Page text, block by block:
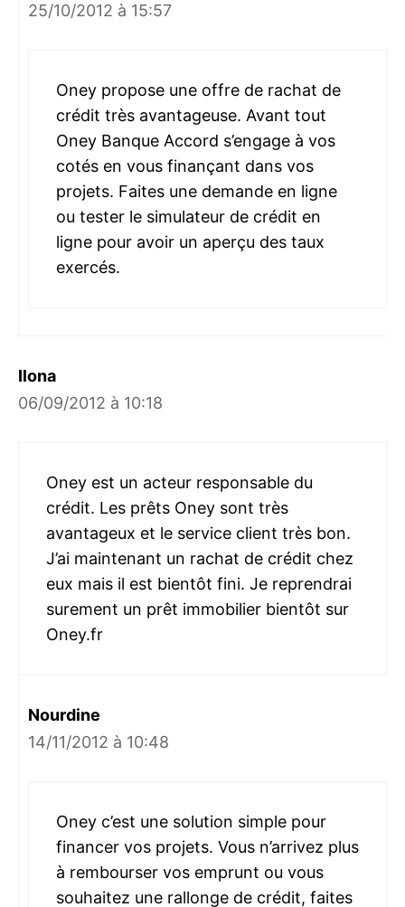
25/10/2012 à 15:57
Oney propose une offre de rachat de
crédit très avantageuse. Avant tout
Oney Banque Accord s’engage à vos
cotés en vous finançant dans vos
projets. Faites une demande en ligne
ou tester le simulateur de crédit en
ligne pour avoir un aperçu des taux
exercés.
Ilona
06/09/2012 à 10:18
Oney est un acteur responsable du
crédit. Les prêts Oney sont très
avantageux et le service client très bon.
J’ai maintenant un rachat de crédit chez
eux mais il est bientôt fini. Je reprendrai
surement un prêt immobilier bientôt sur
Oney.fr
Nourdine
14/11/2012 à 10:48
Oney c’est une solution simple pour
financer vos projets. Vous n’arrivez plus
à rembourser vos emprunt ou vous
souhaitez une rallonge de crédit, faites